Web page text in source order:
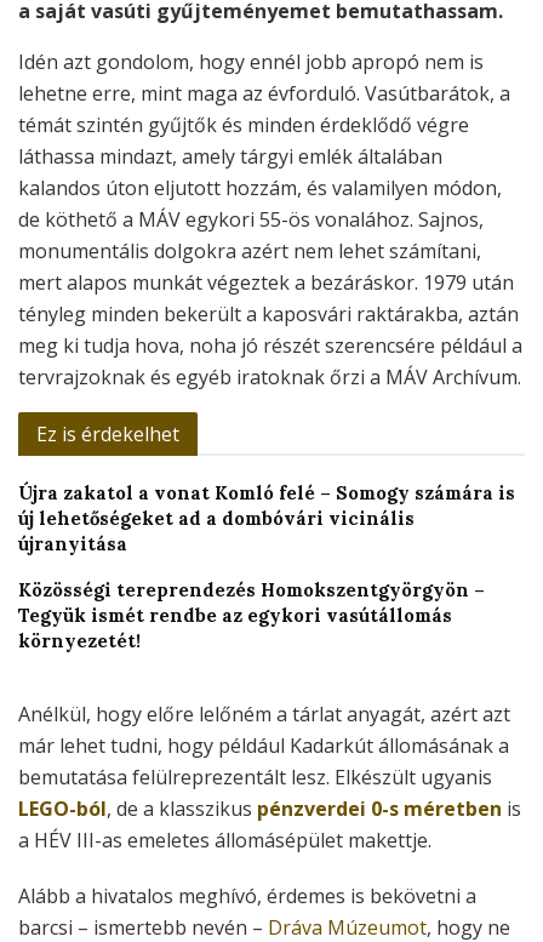
a saját vasúti gyűjteményemet bemutathassam.
Idén azt gondolom, hogy ennél jobb apropó nem is
lehetne erre, mint maga az évforduló. Vasútbarátok, a
témát szintén gyűjtők és minden érdeklődő végre
láthassa mindazt, amely tárgyi emlék általában
kalandos úton eljutott hozzám, és valamilyen módon,
de köthető a MÁV egykori 55-ös vonalához. Sajnos,
monumentális dolgokra azért nem lehet számítani,
mert alapos munkát végeztek a bezáráskor. 1979 után
tényleg minden bekerült a kaposvári raktárakba, aztán
meg ki tudja hova, noha jó részét szerencsére például a
tervrajzoknak és egyéb iratoknak őrzi a MÁV Archívum.
Ez is érdekelhet
Újra zakatol a vonat Komló felé – Somogy számára is
új lehetőségeket ad a dombóvári vicinális
újranyitása
Közösségi tereprendezés Homokszentgyörgyön –
Tegyük ismét rendbe az egykori vasútállomás
környezetét!
Anélkül, hogy előre lelőném a tárlat anyagát, azért azt
már lehet tudni, hogy például Kadarkút állomásának a
bemutatása felülreprezentált lesz. Elkészült ugyanis
LEGO-ból, de a klasszikus pénzverdei 0-s méretben is
a HÉV III-as emeletes állomásépület makettje.
Alább a hivatalos meghívó, érdemes is bekövetni a
barcsi – ismertebb nevén – Dráva Múzeumot, hogy ne